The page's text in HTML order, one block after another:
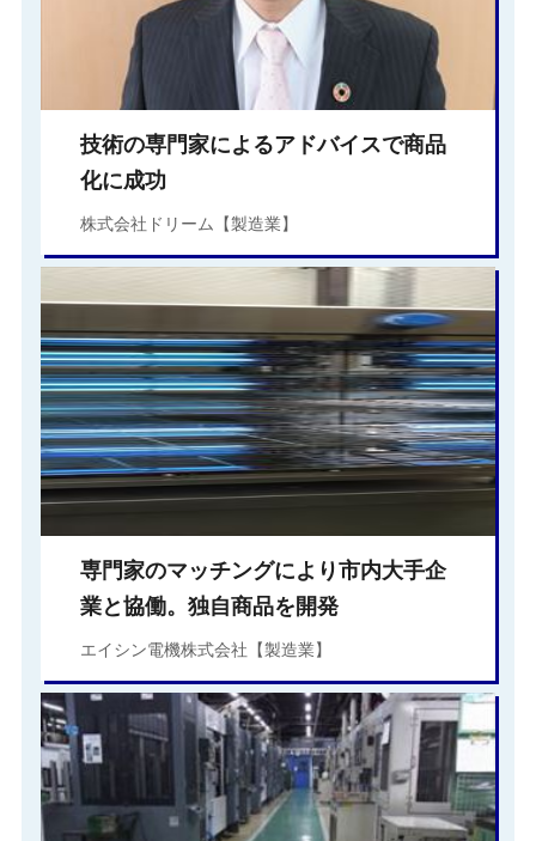
技術の専門家によるアドバイスで商品
化に成功
株式会社ドリーム【製造業】
専門家のマッチングにより市内大手企
業と協働。独自商品を開発
エイシン電機株式会社【製造業】